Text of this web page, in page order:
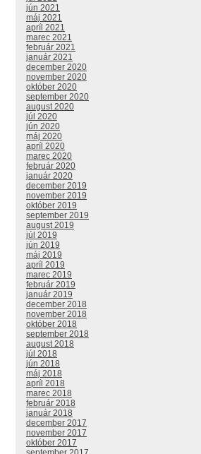
jún 2021
máj 2021
apríl 2021
marec 2021
február 2021
január 2021
december 2020
november 2020
október 2020
september 2020
august 2020
júl 2020
jún 2020
máj 2020
apríl 2020
marec 2020
február 2020
január 2020
december 2019
november 2019
október 2019
september 2019
august 2019
júl 2019
jún 2019
máj 2019
apríl 2019
marec 2019
február 2019
január 2019
december 2018
november 2018
október 2018
september 2018
august 2018
júl 2018
jún 2018
máj 2018
apríl 2018
marec 2018
február 2018
január 2018
december 2017
november 2017
október 2017